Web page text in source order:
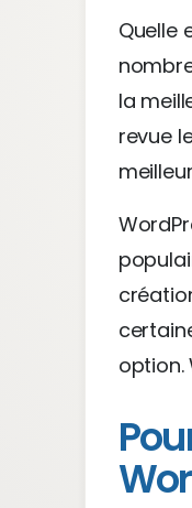
Quelle
la
revue
option.